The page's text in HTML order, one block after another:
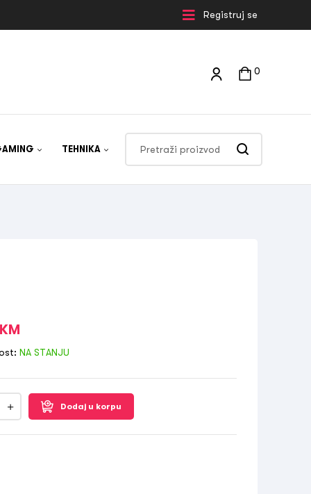
Registruj se
0
TEHNIKA
KM
NA STANJU
Dodaj u korpu